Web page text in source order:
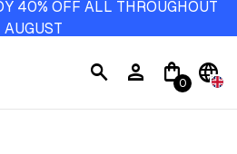
40% OFF ALL THROUGHOUT
AUGUST
search person shopping_bag0 language